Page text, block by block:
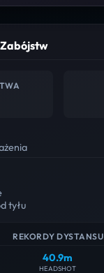
tyłu
REKORDY DYSTANSU
40.9m
HEADSHOT